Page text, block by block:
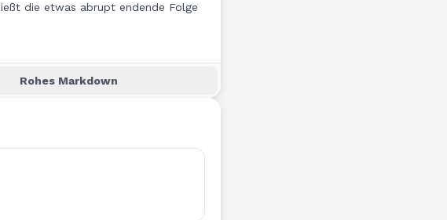
die etwas abrupt endende Folge
Rohes Markdown